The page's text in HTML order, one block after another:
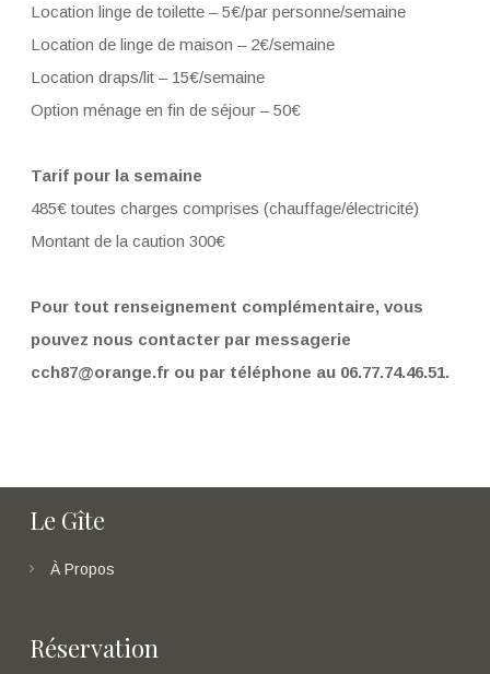
Location linge de toilette – 5€/par personne/semaine
Location de linge de maison – 2€/semaine
Location draps/lit – 15€/semaine
Option ménage en fin de séjour – 50€
Tarif pour la semaine
485€ toutes charges comprises (chauffage/électricité)
Montant de la caution 300€
Pour tout renseignement complémentaire, vous
pouvez nous contacter par messagerie
cch87@orange.fr ou par téléphone au 06.77.74.46.51.
Le Gîte
À Propos
Réservation